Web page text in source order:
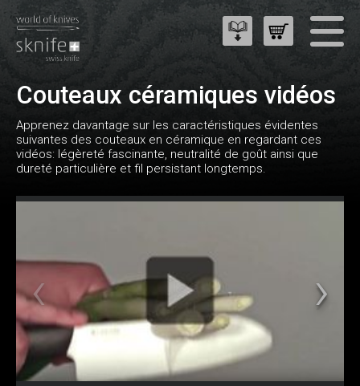
Couteaux céramiques vidéos
Apprenez davantage sur les caractéristiques évidentes
suivantes des couteaux en céramique en regardant ces
vidéos: légèreté fascinante, neutralité de goût ainsi que
dureté particulière et fil persistant longtemps.